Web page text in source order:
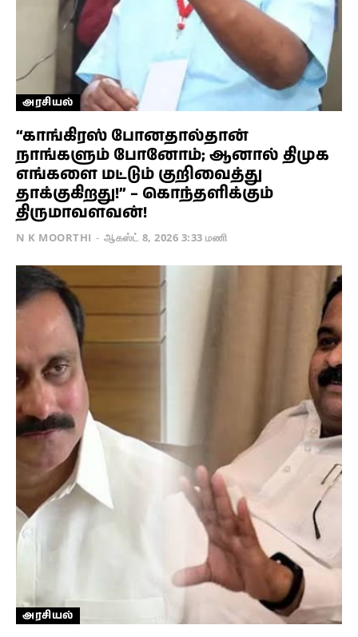
அரசியல்
“காங்கிரஸ் போனதால்தான்
நாங்களும் போனோம்; ஆனால் திமுக
எங்களை மட்டும் குறிவைத்து
தாக்குகிறது!” – கொந்தளிக்கும்
திருமாவளவன்!
N K MOORTHI - ஆகஸ்ட் 8, 2026 3:33 மணி
அரசியல்